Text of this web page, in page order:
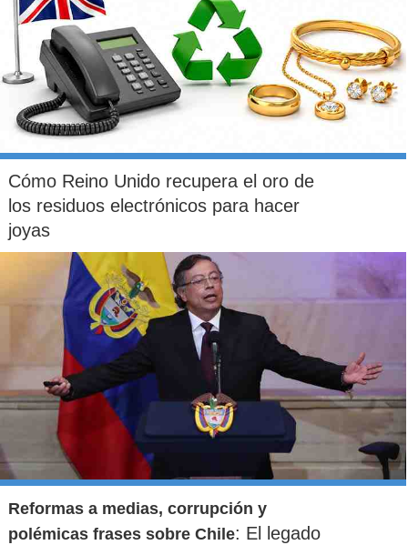
Cómo Reino Unido recupera el oro de
los residuos electrónicos para hacer
joyas
Reformas a medias, corrupción y
polémicas frases sobre Chile: El legado